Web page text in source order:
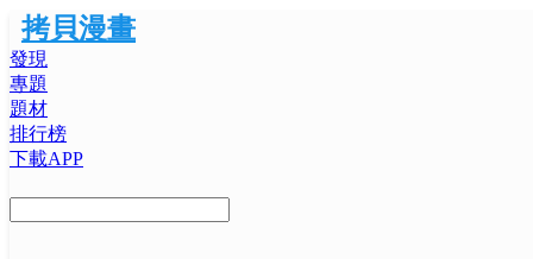
拷貝漫畫
發現
專題
題材
排行榜
下載APP